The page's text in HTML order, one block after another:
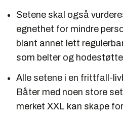
Setene skal også
egnethet for mindre
blant annet lett
som belter og
Alle setene i en frittfall-
Båter med noen store
merket XXL kan skape